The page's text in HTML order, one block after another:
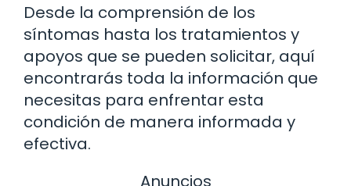
Desde la comprensión de los
síntomas hasta los tratamientos y
apoyos que se pueden solicitar, aquí
encontrarás toda la información que
necesitas para enfrentar esta
condición de manera informada y
efectiva.
Anuncios